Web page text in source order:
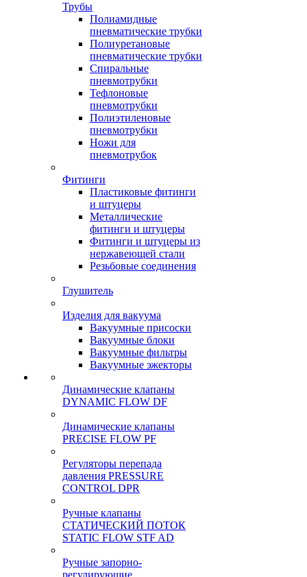
Трубы
Полиамидные
пневматические трубки
Полиуретановые
пневматические трубки
Спиральные
пневмотрубки
Тефлоновые
пневмотрубки
Полиэтиленовые
пневмотрубки
Ножи для
пневмотрубок
Фитинги
Пластиковые фитинги
и штуцеры
Металлические
фитинги и штуцеры
Фитинги и штуцеры из
нержавеющей стали
Резьбовые соединения
Глушитель
Изделия для вакуума
Вакуумные присоски
Вакуумные блоки
Вакуумные фильтры
Вакуумные эжекторы
Динамические клапаны
DYNAMIC FLOW DF
Динамические клапаны
PRECISE FLOW PF
Регуляторы перепада
давления PRESSURE
CONTROL DPR
Ручные клапаны
СТАТИЧЕСКИЙ ПОТОК
STATIC FLOW STF AD
Ручные запорно-
регулирующие